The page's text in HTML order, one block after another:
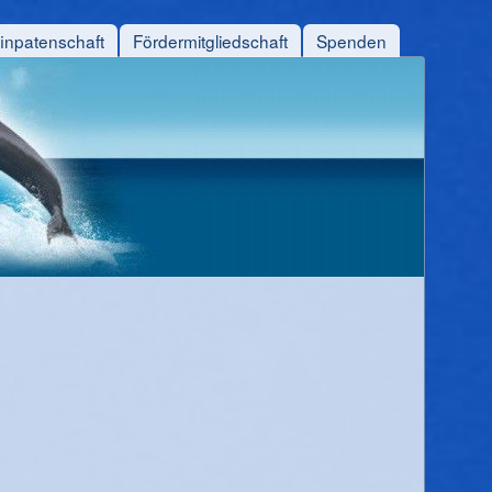
Fördermitgliedschaft Spenden